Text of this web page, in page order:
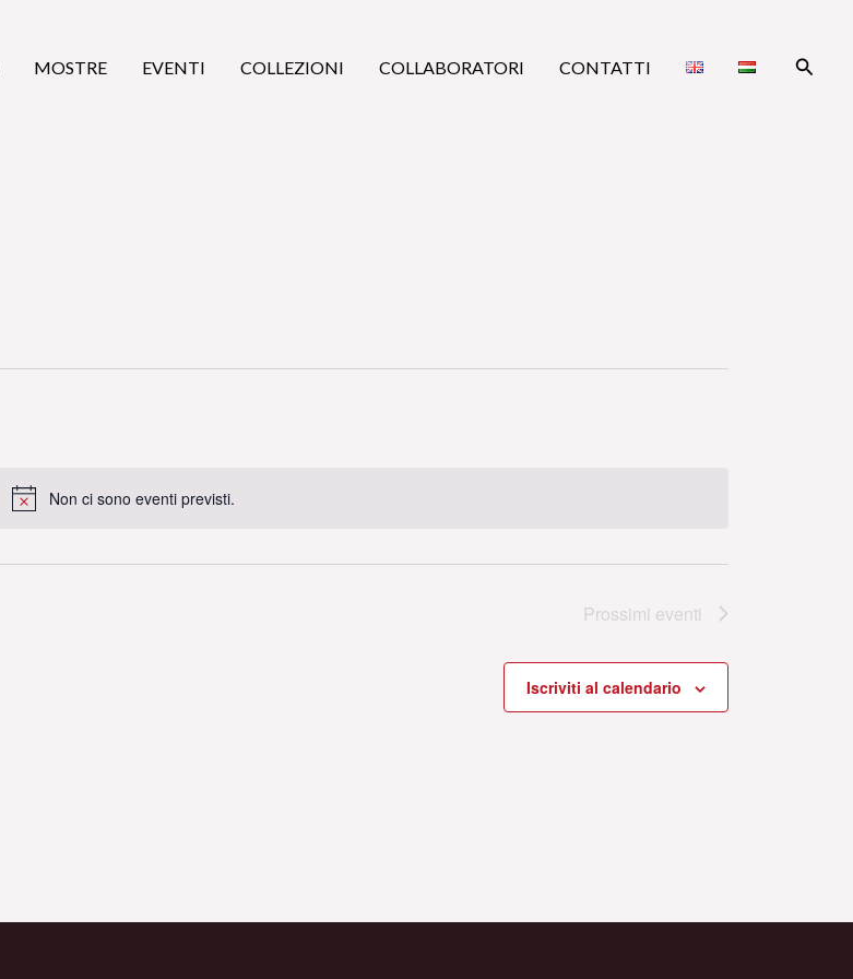
MOSTRE EVENTI COLLEZIONI COLLABORATORI CONTATTI Cerca
Notice
Non ci sono eventi previsti.
Prossimi eventi
Iscriviti al calendario